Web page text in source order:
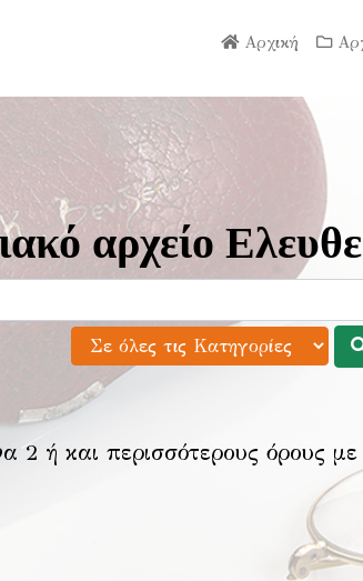
Αρχική
αρχείο
2 ή και περισσότερους όρους